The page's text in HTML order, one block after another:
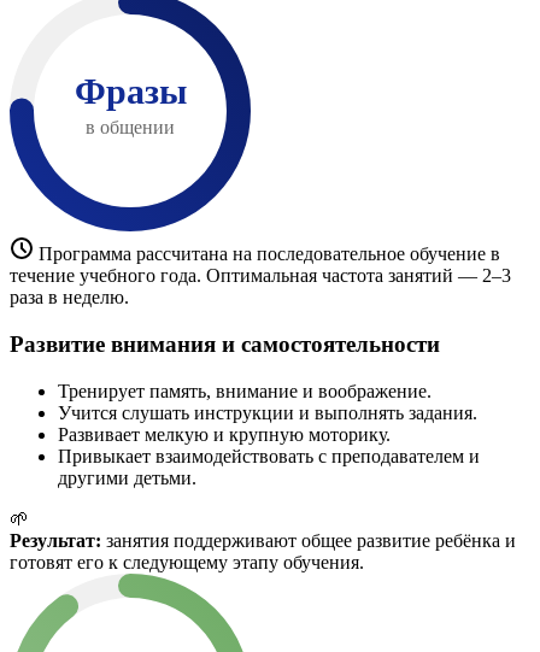
Фразы
в общении
Программа рассчитана на последовательное обучение в
течение учебного года. Оптимальная частота занятий — 2–3
раза в неделю.
Развитие внимания и самостоятельности
Тренирует память, внимание и воображение.
Учится слушать инструкции и выполнять задания.
Развивает мелкую и крупную моторику.
Привыкает взаимодействовать с преподавателем и
другими детьми.
🌱
Результат: занятия поддерживают общее развитие ребёнка и
готовят его к следующему этапу обучения.